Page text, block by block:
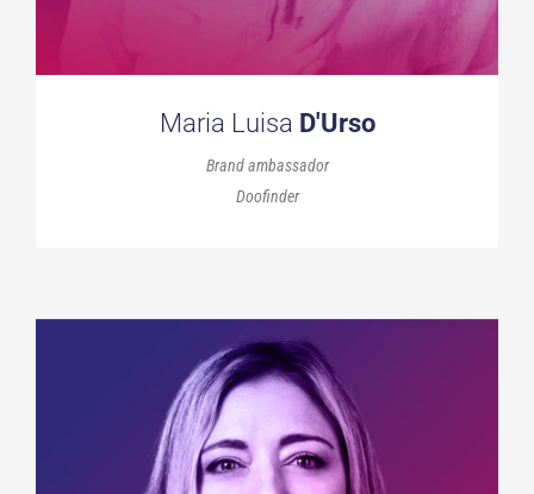
Maria Luisa D'Urso
Brand ambassador
Doofinder